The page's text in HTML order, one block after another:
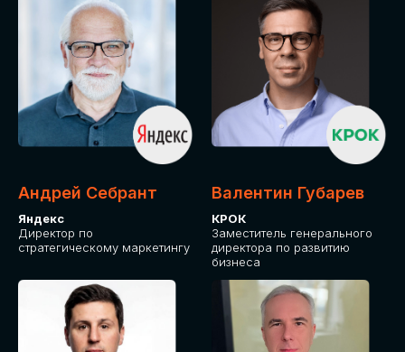
Андрей Себрант
Яндекс
Директор по
стратегическому маркетингу
Валентин Губарев
КРОК
Заместитель генерального
директора по развитию
бизнеса